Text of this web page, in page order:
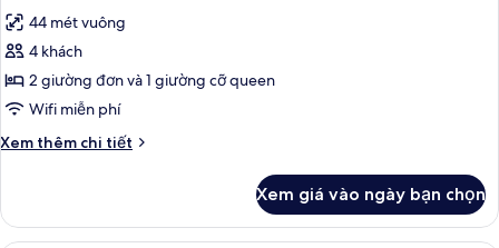
cả
ảnh
Suite
44 mét vuông
4 khách
2 giường đơn và 1 giường cỡ queen
Wifi miễn phí
Xem thêm chi tiết
Chi
Suite
Xem giá vào ngày bạn chọn